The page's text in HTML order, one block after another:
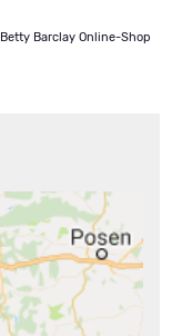
Betty Barclay Online-Shop